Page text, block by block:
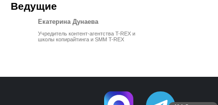
Ведущие
Екатерина Дунаева
Учредитель контент-агентства T-REX и
школы копирайтинга и SMM T-REX